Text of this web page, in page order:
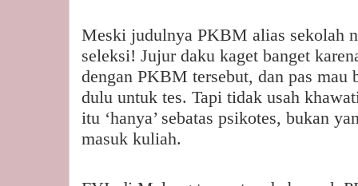
Meski judulnya PKBM alias sekolah
seleksi! Jujur daku kaget banget
dengan PKBM tersebut, dan pas mau
dulu untuk tes. Tapi tidak usah
itu ‘hanya’ sebatas psikotes, bukan
masuk kuliah.